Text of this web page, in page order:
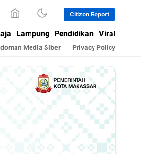
Citizen Report
Lampung Pendidikan Viral
Media Siber Privacy Policy